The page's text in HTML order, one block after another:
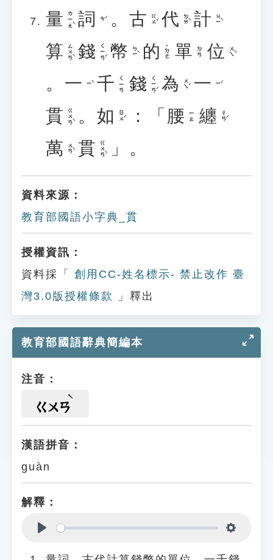
量 ㄌㄧㄤˋ 詞 ㄘˊ 。 古 ㄍㄨˇ 代 ㄉㄞˋ 計 ㄐㄧˋ
算 ㄙㄨㄢˋ 錢 ㄑㄧㄢˊ 幣 ㄅㄧˋ 的 ˙ㄉㄜ 單 ㄉㄢ 位 ㄨㄟˋ
。 一 ㄧˋ 千 ㄑㄧㄢ 錢 ㄑㄧㄢˊ 為 ㄨㄟˊ 一 ㄧˊ
貫 ㄍㄨㄢˋ 。 如 ㄖㄨˊ ：「 腰 ㄧㄠ 纏 ㄔㄢˊ
萬 ㄨㄢˋ 貫 ㄍㄨㄢˋ 」。
資料來源：
教育部國語小字典_貫
授權資訊：
資料採「
創用CC-姓名標示- 禁止改作 臺
灣3.0版授權條款
」釋出
教育部國語辭典簡編本
注音：
ㄍㄨㄢ
漢語拼音：
guàn
解釋：